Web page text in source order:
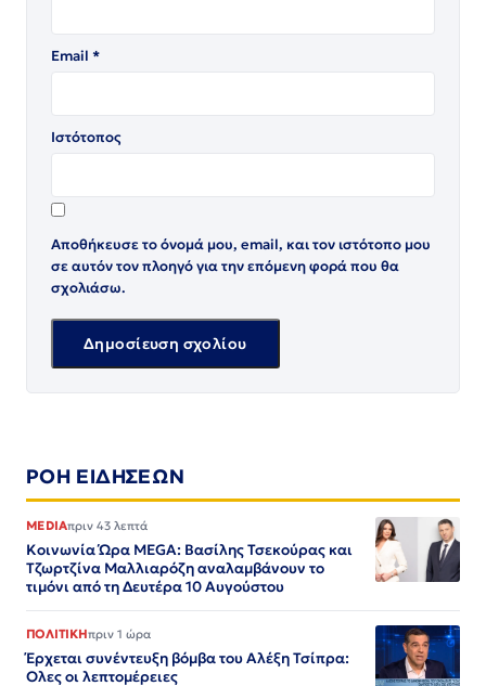
Email *
Ιστότοπος
Αποθήκευσε το όνομά μου, email, και τον ιστότοπο μου
σε αυτόν τον πλοηγό για την επόμενη φορά που θα
σχολιάσω.
ΡΟΗ ΕΙΔΗΣΕΩΝ
MEDIAπριν 43 λεπτά
Κοινωνία Ώρα MEGA: Βασίλης Τσεκούρας και
Τζωρτζίνα Μαλλιαρόζη αναλαμβάνουν το
τιμόνι από τη Δευτέρα 10 Αυγούστου
ΠΟΛΙΤΙΚΗπριν 1 ώρα
Έρχεται συνέντευξη βόμβα του Αλέξη Τσίπρα:
Ολες οι λεπτομέρειες